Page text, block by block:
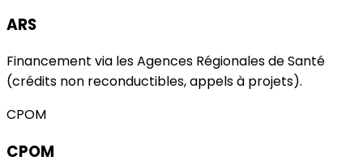
ARS
Financement via les Agences Régionales de Santé
(crédits non reconductibles, appels à projets).
CPOM
CPOM